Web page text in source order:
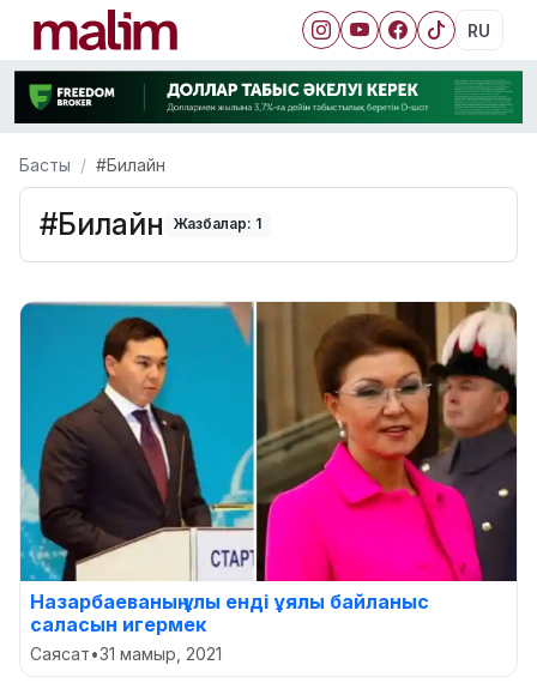
RU
Басты #Билайн
#Билайн Жазбалар: 1
Назарбаеваның ұлы енді ұялы байланыс
саласын игермек
Саясат•31 мамыр, 2021